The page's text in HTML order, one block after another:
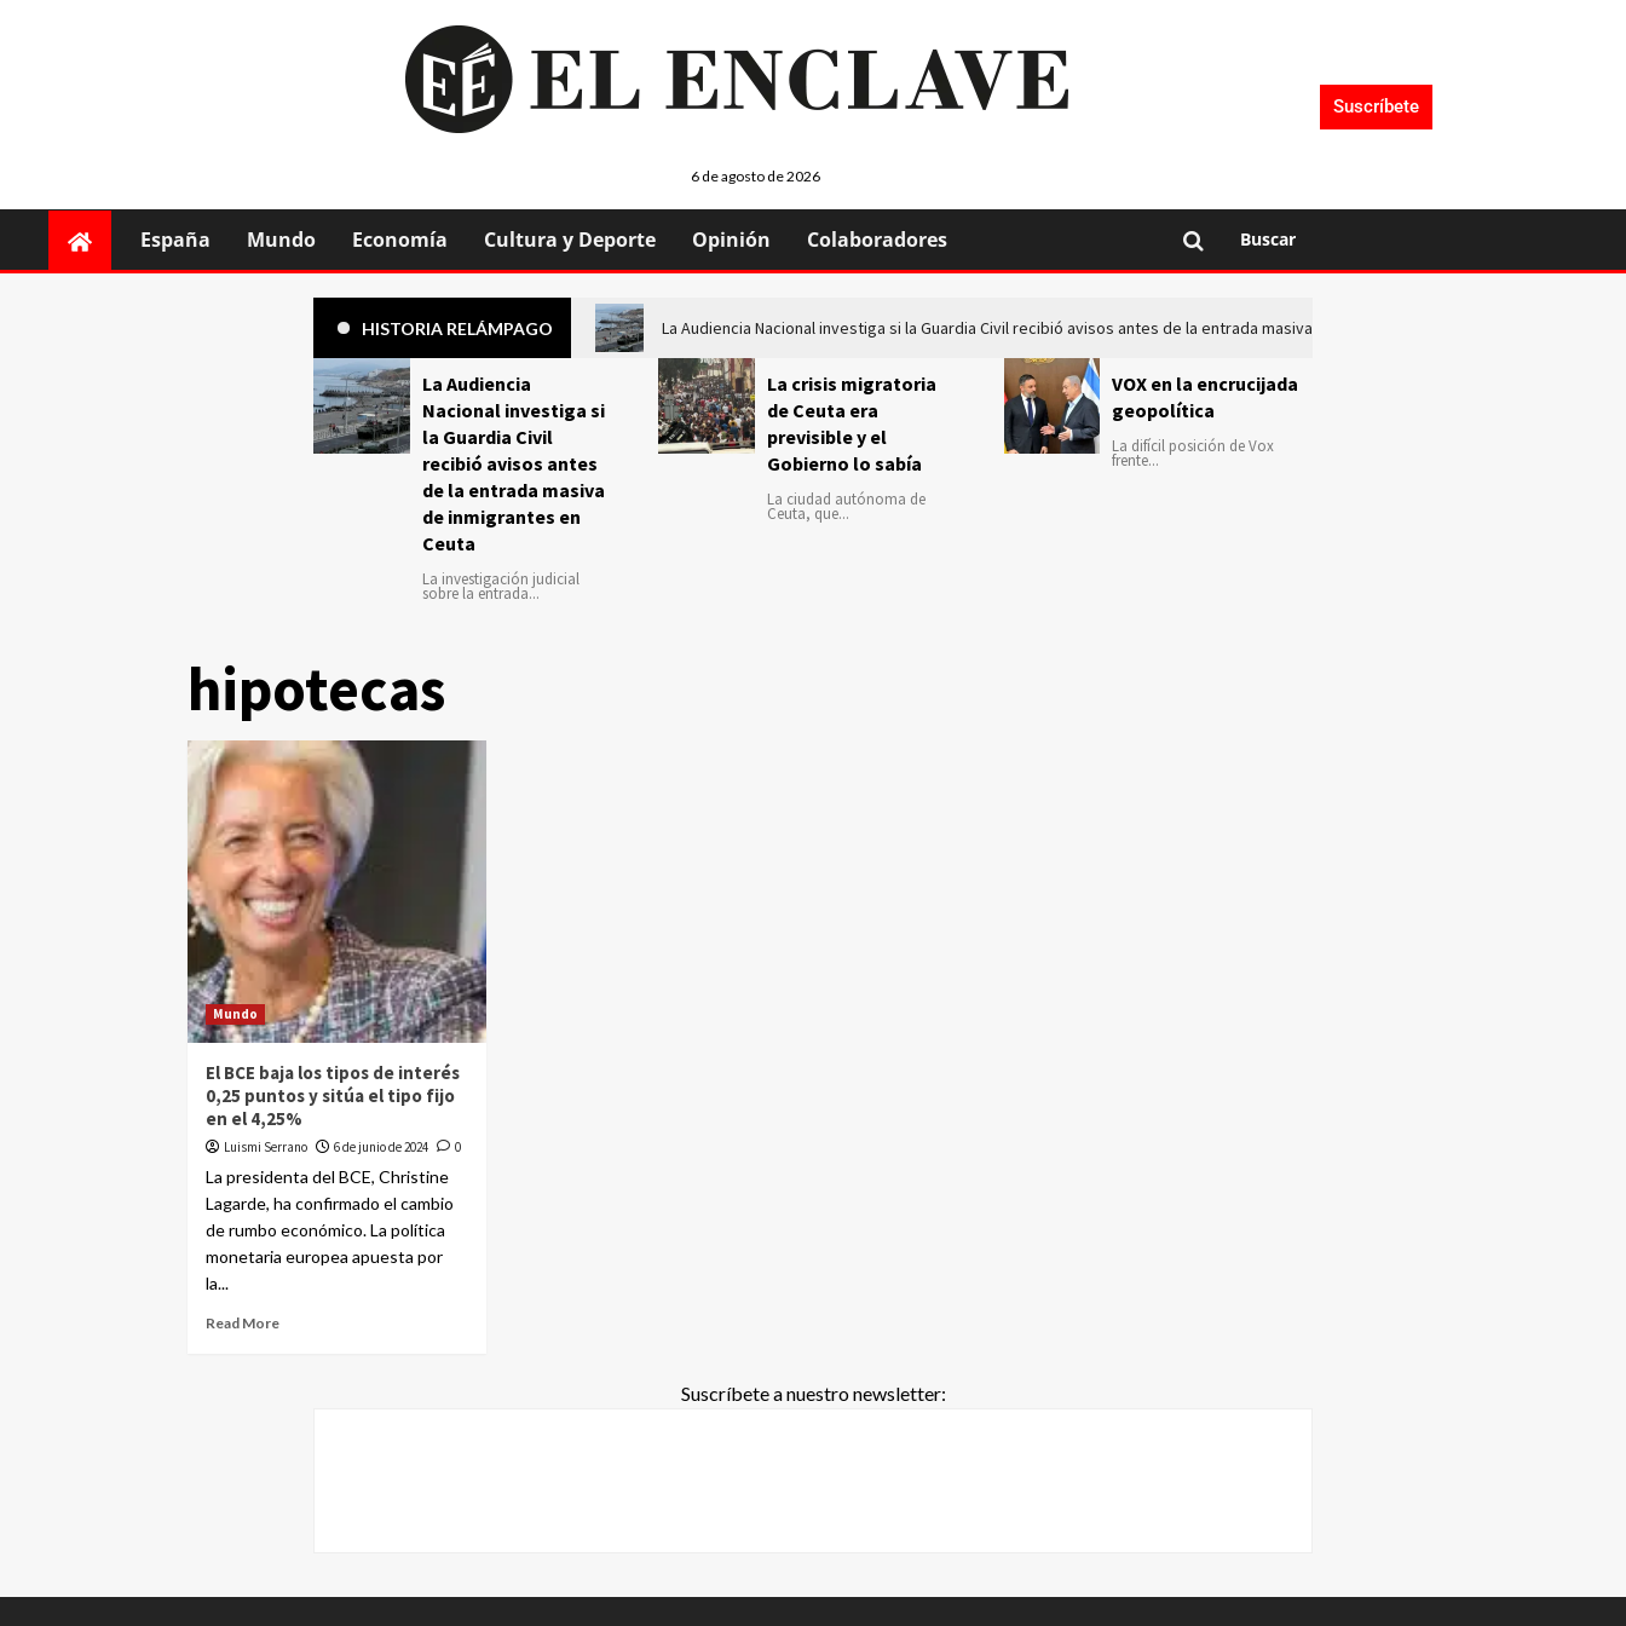
6 de agosto de 2026
Suscríbete
España Mundo Economía Cultura y Deporte Opinión Colaboradores Buscar
HISTORIA RELÁMPAGO La Audiencia Nacional investiga si la Guardia Civil recibió avisos antes de la entrada masiva de inmigrantes en Ceuta
La Audiencia
Nacional investiga si
la Guardia Civil
recibió avisos antes
de la entrada masiva
de inmigrantes en
Ceuta
La investigación judicial
sobre la entrada...
La crisis migratoria
de Ceuta era
previsible y el
Gobierno lo sabía
La ciudad autónoma de
Ceuta, que...
VOX en la encrucijada
geopolítica
La difícil posición de Vox
frente...
hipotecas
Mundo
El BCE baja los tipos de interés
0,25 puntos y sitúa el tipo fijo
en el 4,25%
Luismi Serrano 6 de junio de 2024 0
La presidenta del BCE, Christine
Lagarde, ha confirmado el cambio
de rumbo económico. La política
monetaria europea apuesta por
la...
Read More
Suscríbete a nuestro newsletter: